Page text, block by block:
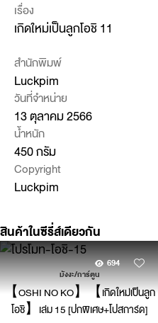
เรื่อง
เกิดใหม่เป็นลูกโอชิ 11
สำนักพิมพ์
Luckpim
วันที่จำหน่าย
13 ตุลาคม 2566
น้ำหนัก
450 กรัม
Copyright
Luckpim
สินค้าในซีรี่ส์เดียวกัน
694
มังงะ/การ์ตูน
【OSHI NO KO】【เกิดใหม่เป็นลูก
โอชิ】เล่ม 15 [ปกพิเศษ+โปสการ์ด]